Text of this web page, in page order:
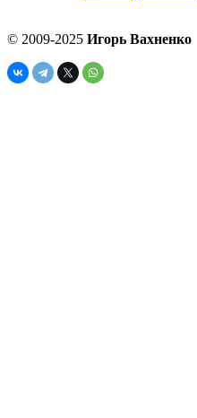
© 2009-2025 Игорь Вахненко